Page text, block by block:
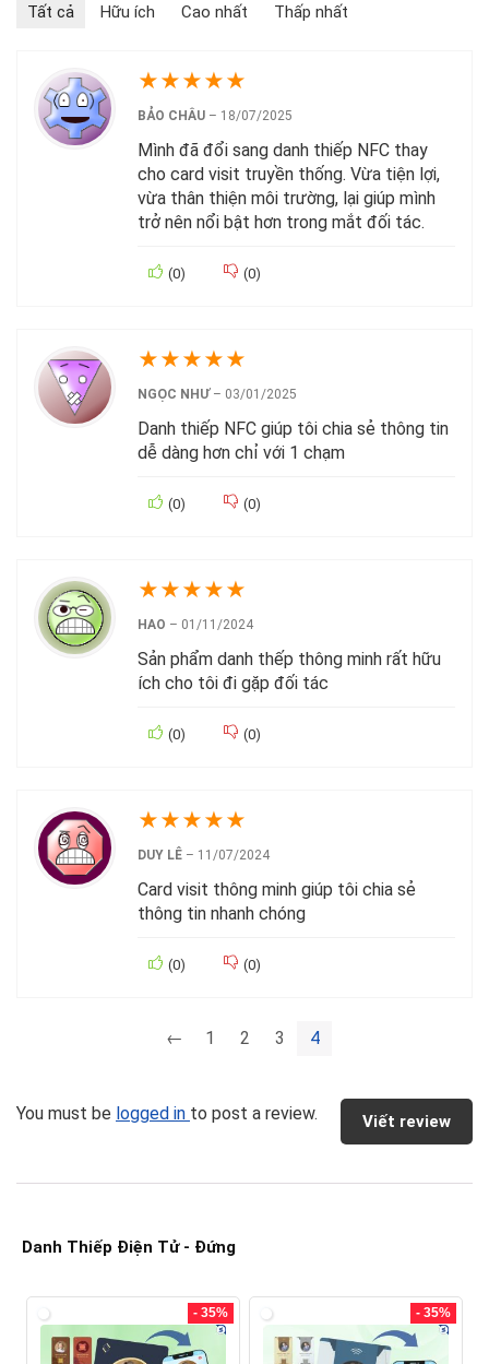
Tất cả Hữu ích Cao nhất Thấp nhất
★★★★★
BẢO CHÂU – 18/07/2025
Mình đã đổi sang danh thiếp NFC thay
cho card visit truyền thống. Vừa tiện lợi,
vừa thân thiện môi trường, lại giúp mình
trở nên nổi bật hơn trong mắt đối tác.
(0) (0)
★★★★★
NGỌC NHƯ – 03/01/2025
Danh thiếp NFC giúp tôi chia sẻ thông tin
dễ dàng hơn chỉ với 1 chạm
(0) (0)
★★★★★
HAO – 01/11/2024
Sản phẩm danh thếp thông minh rất hữu
ích cho tôi đi gặp đối tác
(0) (0)
★★★★★
DUY LÊ – 11/07/2024
Card visit thông minh giúp tôi chia sẻ
thông tin nhanh chóng
(0) (0)
← 1 2 3 4
Viết review
You must be logged in to post a review.
Danh Thiếp Điện Tử - Đứng
- 35% - 35%